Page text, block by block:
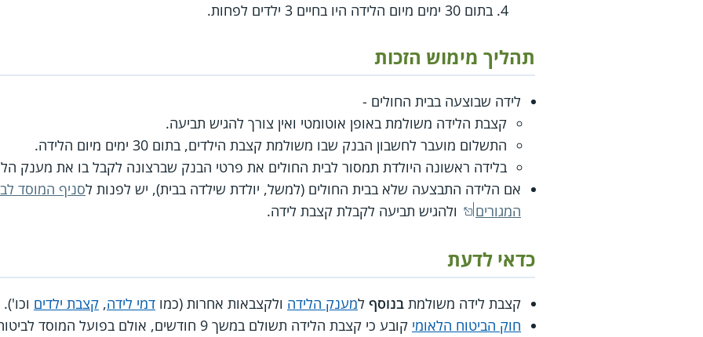
בתום 30 ימים מיום הלידה היו בחיים 3 ילדים לפחות.
תהליך מימוש הזכות
לידה שבוצעה בבית החולים -
קצבת הלידה משולמת באופן אוטומטי ואין צורך להגיש תביעה.
התשלום מועבר לחשבון הבנק שבו משולמת קצבת הילדים, בתום 30 ימים מיום הלידה.
בלידה ראשונה היולדת תמסור לבית החולים את פרטי הבנק שברצונה לקבל בו את מענק
אם הלידה התבצעה שלא בבית החולים (למשל, יולדת שילדה בבית), יש לפנות לסניף המוסד
המגורים
ולהגיש תביעה לקבלת קצבת לידה.
כדאי לדעת
קצבת לידה משולמת בנוסף למענק הלידה ולקצבאות אחרות (כמו דמי לידה, קצבת ילדים וכו').
חוק הביטוח הלאומי
קובע כי קצבת הלידה תשולם במשך 9 חודשים, אולם